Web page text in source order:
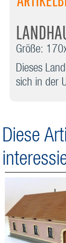
Größe:
Dieses
sich in der
Diese